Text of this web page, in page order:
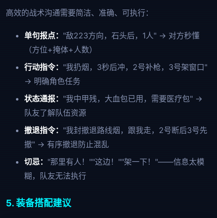
高效的战术沟通需要简洁、准确、可执行：
单句报点： "敌223方向，石头后，1人" → 对方秒懂
（方位+掩体+人数）
行动指令： "我扔烟，3秒后冲，2号补枪，3号架窗口"
→ 明确角色任务
状态通报： "我中甲残，大血包已用，需要医疗包" →
队友了解队伍资源
撤退指令： "我封撤退路线烟，跟我走，2号断后3号先
撤" → 有序撤退防止混乱
切忌： "那里有人！""这边！""架一下！"——信息太模
糊，队友无法执行
5. 装备搭配建议